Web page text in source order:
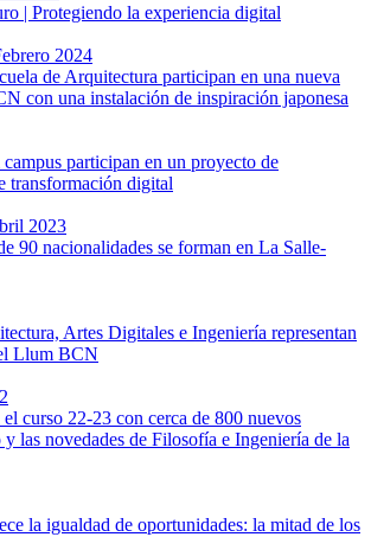
| Protegiendo la experiencia digital
2024
de Arquitectura participan en una nueva
con una instalación de inspiración japonesa
campus participan en un proyecto de
digital
2023
90 nacionalidades se forman en La Salle-
Artes Digitales e Ingeniería representan
Llum BCN
curso 22-23 con cerca de 800 nuevos
y las novedades de Filosofía e Ingeniería de la
la igualdad de oportunidades: la mitad de los